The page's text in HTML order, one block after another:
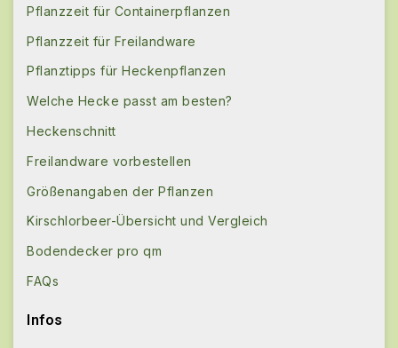
Pflanzzeit für Containerpflanzen
Pflanzzeit für Freilandware
Pflanztipps für Heckenpflanzen
Welche Hecke passt am besten?
Heckenschnitt
Freilandware vorbestellen
Größenangaben der Pflanzen
Kirschlorbeer-Übersicht und Vergleich
Bodendecker pro qm
FAQs
Infos